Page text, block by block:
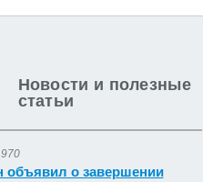
Новости и полезные
статьи
объявил о завершении